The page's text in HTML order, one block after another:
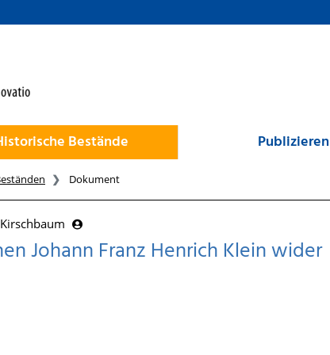
Bestände Publizieren
Dokument
Johann Franz Henrich Klein wider